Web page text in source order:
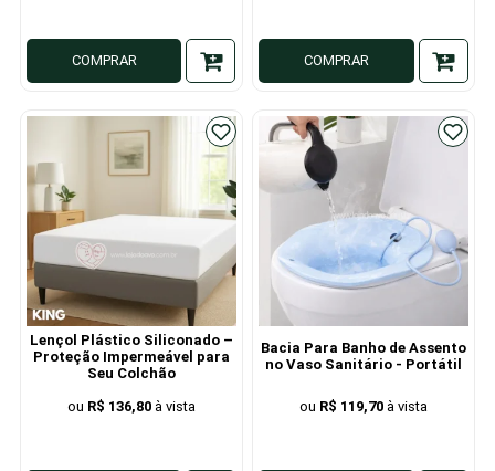
COMPRAR COMPRAR
Lençol Plástico Siliconado –
Proteção Impermeável para
Seu Colchão
R$ 136,80
Bacia Para Banho de Assento
no Vaso Sanitário - Portátil
R$ 119,70